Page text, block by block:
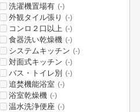
洗濯機置場有 (-)
外観タイル張り (-)
コンロ２口以上 (-)
食器洗い乾燥機 (-)
システムキッチン (-)
対面式キッチン (-)
バス・トイレ別 (-)
追焚機能浴室 (-)
浴室乾燥機 (-)
温水洗浄便座 (-)